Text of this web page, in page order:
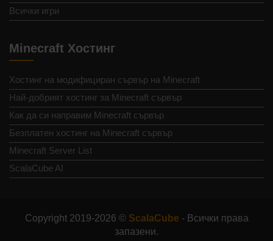
Всички игри
Minecraft Хостинг
Хостинг на модифициран сървър на Minecraft
Най-добрият хостинг за Minecraft сървър
Как да си направим Minecraft сървър
Безплатен хостинг на Minecraft сървър
Minecraft Server List
ScalaCube AI
Copyright 2019-2026 © ScalaCube - Всички права
запазени.